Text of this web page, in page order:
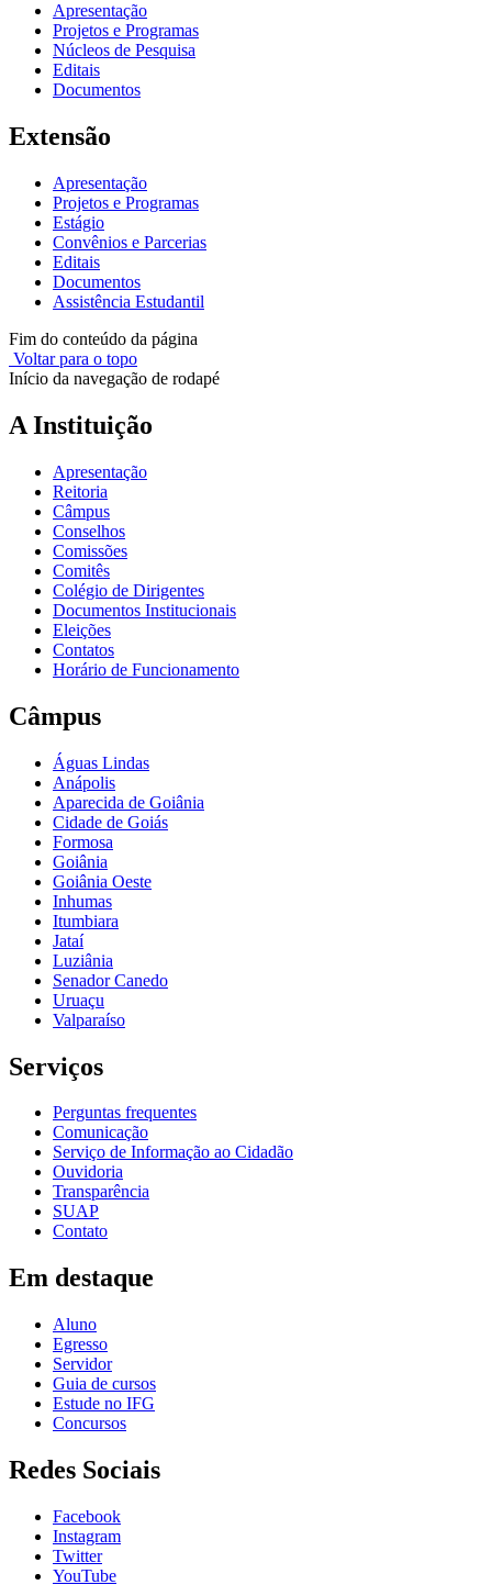
Apresentação
Projetos e Programas
Núcleos de Pesquisa
Editais
Documentos
Extensão
Apresentação
Projetos e Programas
Estágio
Convênios e Parcerias
Editais
Documentos
Assistência Estudantil
Fim do conteúdo da página
Voltar para o topo
Início da navegação de rodapé
A Instituição
Apresentação
Reitoria
Câmpus
Conselhos
Comissões
Comitês
Colégio de Dirigentes
Documentos Institucionais
Eleições
Contatos
Horário de Funcionamento
Câmpus
Águas Lindas
Anápolis
Aparecida de Goiânia
Cidade de Goiás
Formosa
Goiânia
Goiânia Oeste
Inhumas
Itumbiara
Jataí
Luziânia
Senador Canedo
Uruaçu
Valparaíso
Serviços
Perguntas frequentes
Comunicação
Serviço de Informação ao Cidadão
Ouvidoria
Transparência
SUAP
Contato
Em destaque
Aluno
Egresso
Servidor
Guia de cursos
Estude no IFG
Concursos
Redes Sociais
Facebook
Instagram
Twitter
YouTube